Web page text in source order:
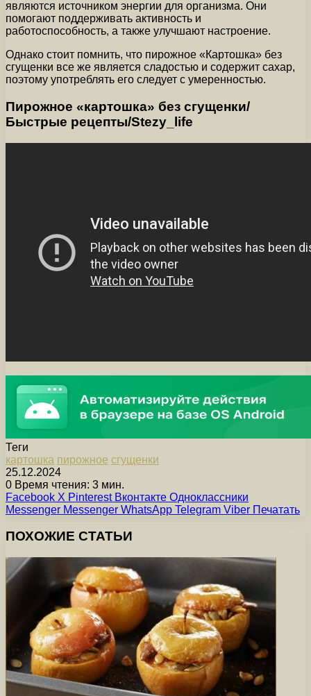
являются источником энергии для организма. Они
помогают поддерживать активность и
работоспособность, а также улучшают настроение.
Однако стоит помнить, что пирожное «Картошка» без
сгущенки все же является сладостью и содержит сахар,
поэтому употреблять его следует с умеренностью.
Пирожное «картошка» без сгущенки/
Быстрые рецепты/Stezy_life
Теги
картошка пирожное сгущенки
25.12.2024
0 Время чтения: 3 мин.
Facebook X Pinterest Вконтакте Одноклассники
Messenger Messenger WhatsApp Telegram Viber Печатать
ПОХОЖИЕ СТАТЬИ